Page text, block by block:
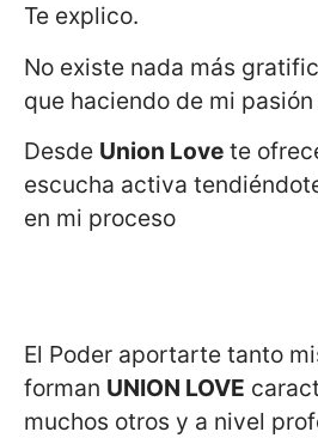
Te explico.
No existe nada más
que haciendo de mi
Desde Union Love te
escucha activa
en mi proceso
El Poder aportarte tanto
forman UNION LOVE
muchos otros y a nivel